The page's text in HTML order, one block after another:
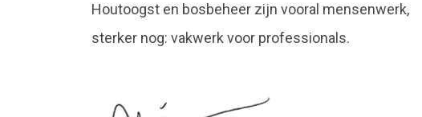
Houtoogst en bosbeheer zijn vooral mensenwerk,
sterker nog: vakwerk voor professionals.